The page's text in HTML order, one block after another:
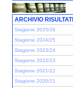
ARCHIVIO RISULTATI
Stagione 2025/26
Stagione 2024/25
Stagione 2023/24
Stagione 2022/23
Stagione 2021/22
Stagione 2020/21